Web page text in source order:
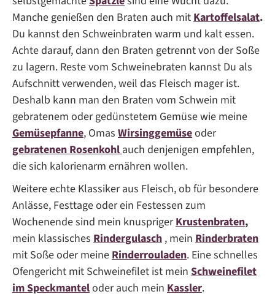
Manche genießen den Braten auch mitKartoffelsalat.
Du kannst den Schweinbraten warm und kalt essen.
Achte darauf, dann den Braten getrennt von der Soße
zu lagern. Reste vom Schweinebraten kannst Du als
Aufschnitt verwenden, weil das Fleisch mager ist.
Deshalb kann man den Braten vom Schwein mit
gebratenem oder gedünstetem Gemüse wie meine
Gemüsepfanne, Omas Wirsinggemüseoder
gebratenenRosenkohl auch denjenigen empfehlen,
die sich kalorienarm ernähren wollen.
Weitere echte Klassiker aus Fleisch, ob für besondere
Anlässe, Festtage oder ein Festessen zum
Wochenende sind mein knusprigerKrustenbraten,
mein klassisches Rindergulasch , mein Rinderbraten
mit Soße oder meineRinderrouladen. Eine schnelles
Ofengericht mit Schweinefilet ist mein Schweinefilet
im Speckmanteloder auch mein Kassler.